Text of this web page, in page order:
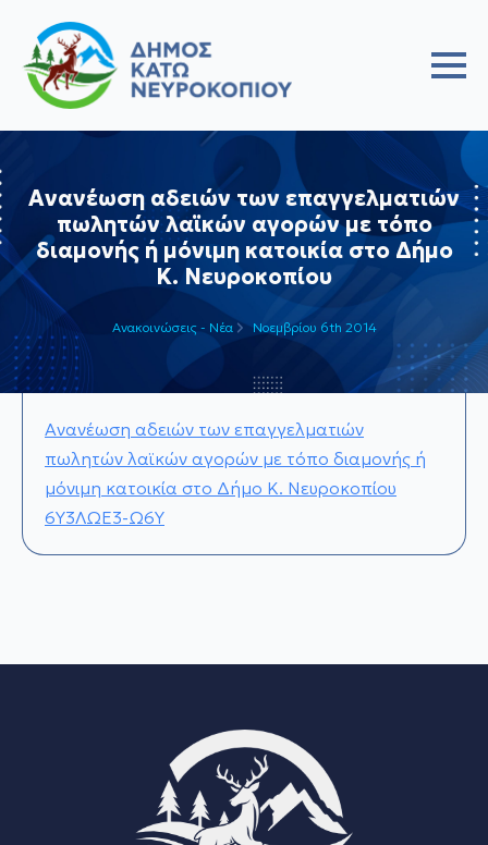
Ανανέωση αδειών των επαγγελματιών
πωλητών λαϊκών αγορών με τόπο
διαμονής ή μόνιμη κατοικία στο Δήμο
Κ. Νευροκοπίου
Ανακοινώσεις - Νέα Νοεμβρίου 6th 2014
Ανανέωση αδειών των επαγγελματιών
πωλητών λαϊκών αγορών με τόπο διαμονής ή
μόνιμη κατοικία στο Δήμο Κ. Νευροκοπίου
6Υ3ΛΩΕ3-Ω6Υ